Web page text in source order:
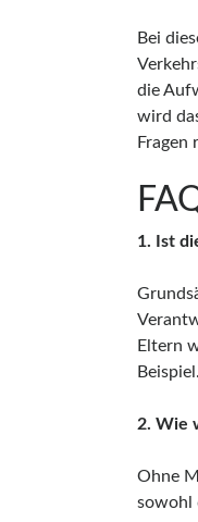
Bei
die
wird
1. Ist
Eltern
Beispiel.
2. Wie
Ohne
sowohl